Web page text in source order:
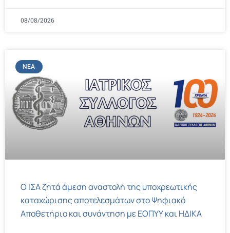
08/08/2026
ΝΈΑ
Ο ΙΣΑ ζητά άμεση αναστολή της υποχρεωτικής
καταχώρισης αποτελεσμάτων στο Ψηφιακό
Αποθετήριο και συνάντηση με ΕΟΠΥΥ και ΗΔΙΚΑ